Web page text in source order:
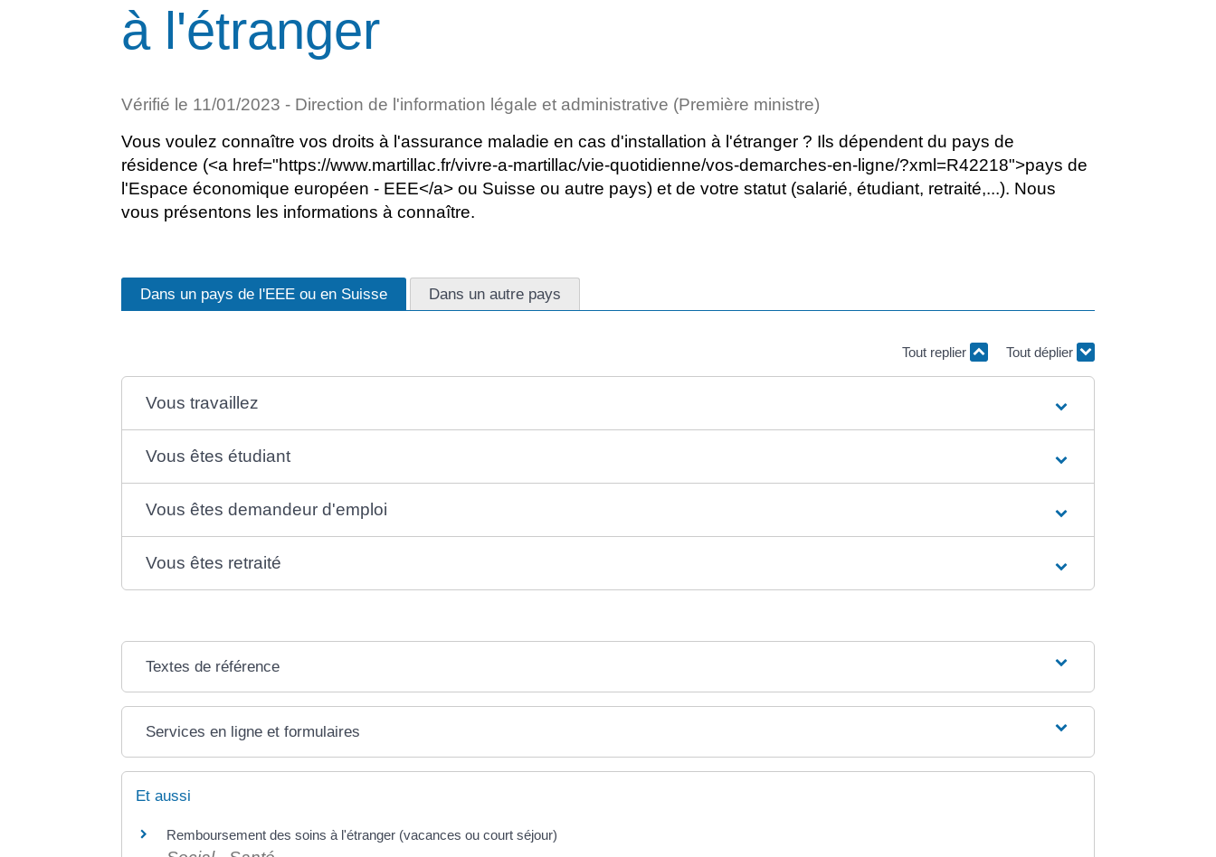
à l'étranger
Vérifié le 11/01/2023 - Direction de l'information légale et administrative (Première ministre)
Vous voulez connaître vos droits à l'assurance maladie en cas d'installation à l'étranger ? Ils dépendent du pays de
résidence (<a href="https://www.martillac.fr/vivre-a-martillac/vie-quotidienne/vos-demarches-en-ligne/?xml=R42218">pays de
l'Espace économique européen - EEE</a> ou Suisse ou autre pays) et de votre statut (salarié, étudiant, retraité,...). Nous
vous présentons les informations à connaître.
Dans un pays de l'EEE ou en Suisse Dans un autre pays
Tout replier Tout déplier
Vous travaillez
Vous êtes étudiant
Vous êtes demandeur d'emploi
Vous êtes retraité
Textes de référence
Services en ligne et formulaires
Et aussi
Remboursement des soins à l'étranger (vacances ou court séjour)